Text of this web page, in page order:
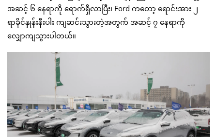
အဆင့် ၆ နေရာကို ရောက်ရှိလာပြီး၊ Ford ကတော့ ရောင်းအား ၂
ရာခိုင်နှုန်းနီးပါး ကျဆင်းသွားတဲ့အတွက် အဆင့် ၇ နေရာကို
လျှောကျသွားပါတယ်။